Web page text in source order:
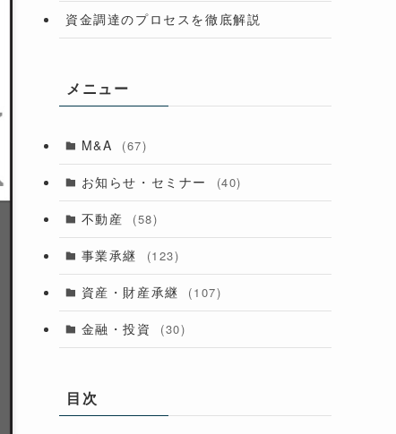
資金調達のプロセスを徹底解説
メニュー
M&A (67)
お知らせ・セミナー (40)
不動産 (58)
事業承継 (123)
資産・財産承継 (107)
金融・投資 (30)
目次